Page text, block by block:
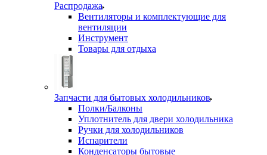
Распродажа
Вентиляторы и комплектующие для
вентиляции
Инструмент
Товары для отдыха
Запчасти для бытовых холодильников
Полки/Балконы
Уплотнитель для двери холодильника
Ручки для холодильников
Испарители
Конденсаторы бытовые